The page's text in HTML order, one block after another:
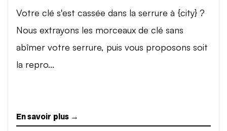
Votre clé s'est cassée dans la serrure à {city} ?
Nous extrayons les morceaux de clé sans
abîmer votre serrure, puis vous proposons soit
la repro...
En savoir plus →